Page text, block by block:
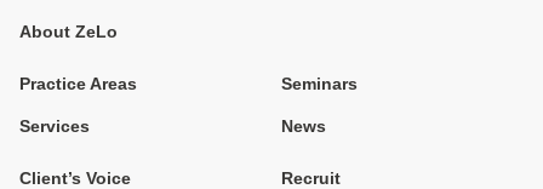
About ZeLo
Practice Areas
Services
Seminars
News
Client’s Voice Recruit